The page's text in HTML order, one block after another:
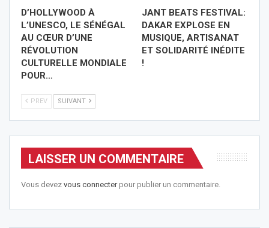
D’HOLLYWOOD À
L’UNESCO, LE SÉNÉGAL
AU CŒUR D’UNE
RÉVOLUTION
CULTURELLE MONDIALE
POUR…
JANT BEATS FESTIVAL:
DAKAR EXPLOSE EN
MUSIQUE, ARTISANAT
ET SOLIDARITÉ INÉDITE
!
PREV SUIVANT
LAISSER UN COMMENTAIRE
Vous devez vous connecterpour publier un commentaire.